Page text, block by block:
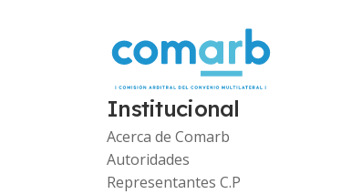
Institucional
Acerca de Comarb
Autoridades
Representantes C.P